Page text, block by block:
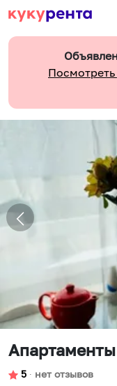
5 ∙ нет отзывов